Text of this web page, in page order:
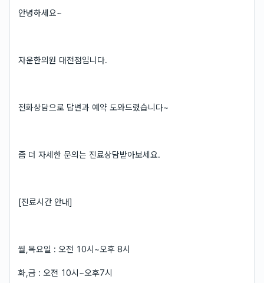
안녕하세요~
자윤한의원 대전점입니다.
전화상담으로 답변과 예약 도와드렸습니다~
좀 더 자세한 문의는 진료상담받아보세요.
[진료시간 안내]
월,목요일 : 오전 10시~오후 8시
화,금 : 오전 10시~오후7시